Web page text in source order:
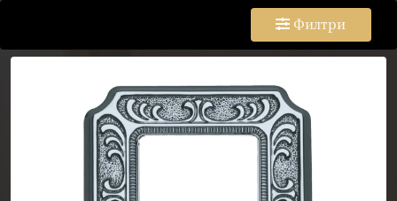
Филтри